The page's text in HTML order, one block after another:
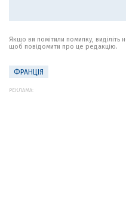
Якщо ви помітили помилку, виділіть
щоб повідомити про це редакцію.
ФРАНЦІЯ
РЕКЛАМА: